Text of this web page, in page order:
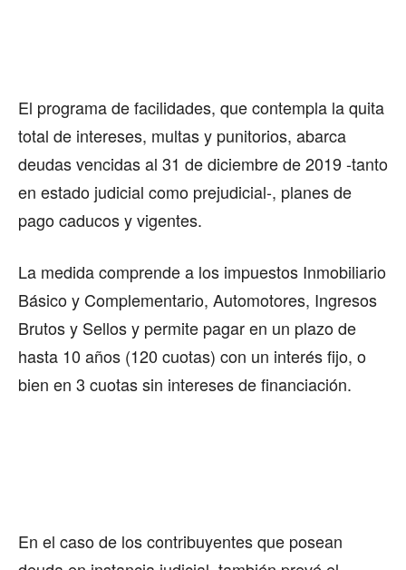
El programa de facilidades, que contempla la quita
total de intereses, multas y punitorios, abarca
deudas vencidas al 31 de diciembre de 2019 -tanto
en estado judicial como prejudicial-, planes de
pago caducos y vigentes.
La medida comprende a los impuestos Inmobiliario
Básico y Complementario, Automotores, Ingresos
Brutos y Sellos y permite pagar en un plazo de
hasta 10 años (120 cuotas) con un interés fijo, o
bien en 3 cuotas sin intereses de financiación.
En el caso de los contribuyentes que posean